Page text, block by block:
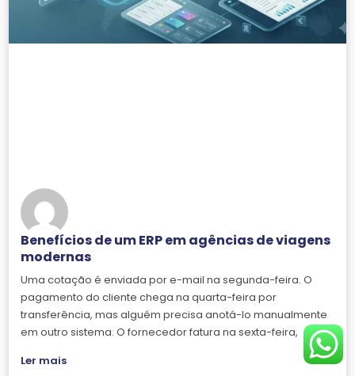
Benefícios de um ERP em agências de viagens
modernas
Uma cotação é enviada por e-mail na segunda-feira. O
pagamento do cliente chega na quarta-feira por
transferência, mas alguém precisa anotá-lo manualmente
em outro sistema. O fornecedor fatura na sexta-feira,
Ler mais